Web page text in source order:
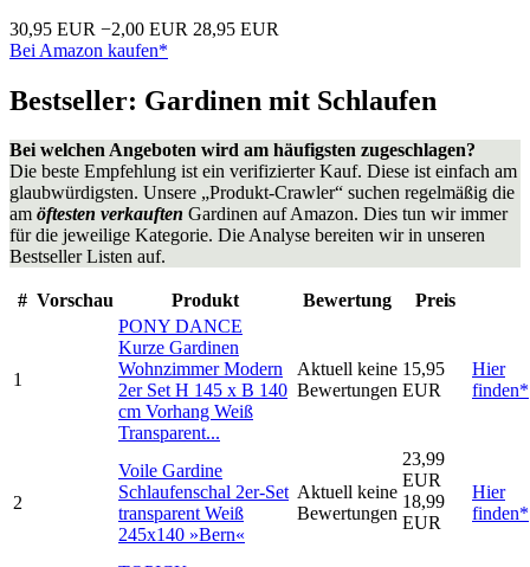
30,95 EUR −2,00 EUR 28,95 EUR
Bei Amazon kaufen*
Bestseller: Gardinen mit Schlaufen
Bei welchen Angeboten wird am häufigsten zugeschlagen?
Die beste Empfehlung ist ein verifizierter Kauf. Diese ist einfach am
glaubwürdigsten. Unsere „Produkt-Crawler“ suchen regelmäßig die
am öftesten verkauften Gardinen auf Amazon. Dies tun wir immer
für die jeweilige Kategorie. Die Analyse bereiten wir in unseren
Bestseller Listen auf.
# Vorschau Produkt Bewertung Preis
1
PONY DANCE
Kurze Gardinen
Wohnzimmer Modern
2er Set H 145 x B 140
cm Vorhang Weiß
Transparent...
Aktuell keine
Bewertungen
15,95
EUR
Hier
finden*
2
Voile Gardine
Schlaufenschal 2er-Set
transparent Weiß
245x140 »Bern«
Aktuell keine
Bewertungen
23,99
EUR
18,99
EUR
Hier
finden*